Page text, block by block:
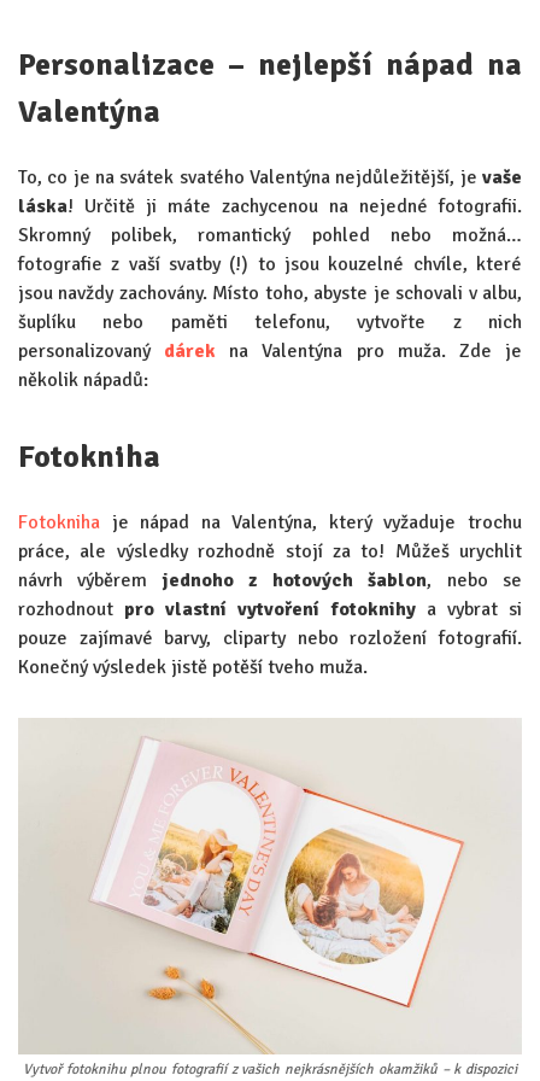
Personalizace – nejlepší nápad na
Valentýna
To, co je na svátek svatého Valentýna nejdůležitější, je vaše
láska! Určitě ji máte zachycenou na nejedné fotografii.
Skromný polibek, romantický pohled nebo možná…
fotografie z vaší svatby (!) to jsou kouzelné chvíle, které
jsou navždy zachovány. Místo toho, abyste je schovali v albu,
šuplíku nebo paměti telefonu, vytvořte z nich
personalizovaný dárek na Valentýna pro muža. Zde je
několik nápadů:
Fotokniha
Fotokniha je nápad na Valentýna, který vyžaduje trochu
práce, ale výsledky rozhodně stojí za to! Můžeš urychlit
návrh výběremjednoho z hotových šablon, nebo se
rozhodnout pro vlastní vytvoření fotoknihya vybrat si
pouze zajímavé barvy, cliparty nebo rozložení fotografií.
Konečný výsledek jistě potěší tveho muža.
Vytvoř fotoknihu plnou fotografií z vašich nejkrásnějších okamžiků – k dispozici